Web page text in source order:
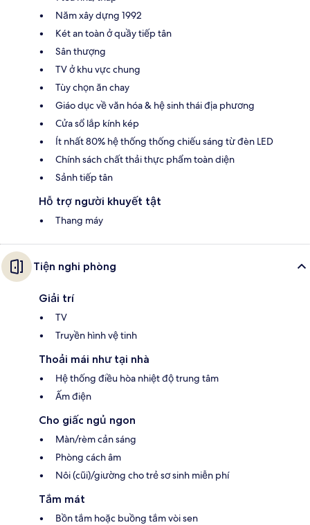
Năm xây dựng 1992
Két an toàn ở quầy tiếp tân
Sân thượng
TV ở khu vực chung
Tùy chọn ăn chay
Giáo dục về văn hóa & hệ sinh thái địa phương
Cửa sổ lắp kính kép
Ít nhất 80% hệ thống thống chiếu sáng từ đèn LED
Chính sách chất thải thực phẩm toàn diện
Sảnh tiếp tân
Hỗ trợ người khuyết tật
Thang máy
Tiện nghi phòng
Giải trí
TV
Truyền hình vệ tinh
Thoải mái như tại nhà
Hệ thống điều hòa nhiệt độ trung tâm
Ấm điện
Cho giấc ngủ ngon
Màn/rèm cản sáng
Phòng cách âm
Nôi (cũi)/giường cho trẻ sơ sinh miễn phí
Tắm mát
Bồn tắm hoặc buồng tắm vòi sen